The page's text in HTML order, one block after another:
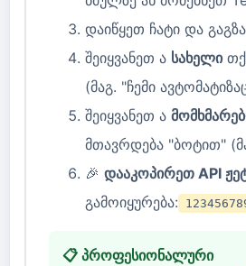
დაიწყეთ ჩატი და
შეიყვანეთ ა სახელი
(მაგ. "ჩემი
შეიყვანეთ ა
მთავრდება "ბოტით"
🎉 დააკოპირეთ API
გამოიყურება:
📋 პროფესიონალური